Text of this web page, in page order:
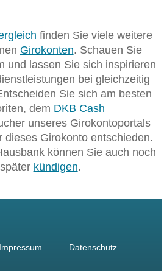
finden Sie viele weitere
Girokonten. Schauen Sie
und lassen Sie sich inspirieren
bei gleichzeitig
Sie sich am besten
dem DKB Cash
unseres Girokontoportals
dieses Girokonto entschieden.
können Sie auch noch
kündigen.
Impressum Datenschutz